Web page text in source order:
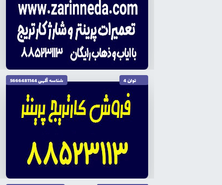
توان 4 شناسه آگهى 5666481144
تاریخ نگارش 1404/10/04